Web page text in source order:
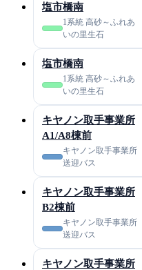
塩市橋南
1系統 高砂～ふれあ
いの里生石
塩市橋南
1系統 高砂～ふれあ
いの里生石
キヤノン取手事業所
A1/A8棟前
キヤノン取手事業所
送迎バス
キヤノン取手事業所
B2棟前
キヤノン取手事業所
送迎バス
キヤノン取手事業所